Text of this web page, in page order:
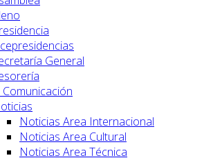
General
Comunicación
Noticias Area Internacional
Noticias Area Cultural
Noticias Area Técnica